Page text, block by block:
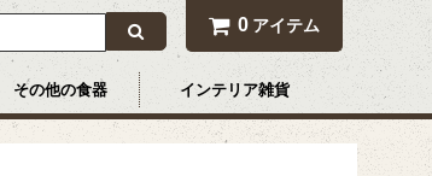
0 アイテム
その他の食器 インテリア雑貨